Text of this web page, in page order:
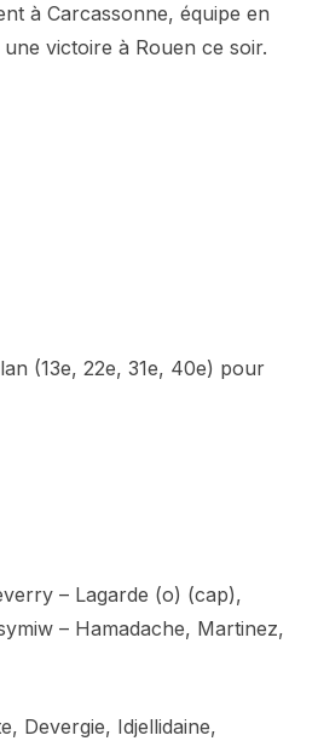
à Carcassonne, équipe en
victoire à Rouen ce soir.
(13e, 22e, 31e, 40e) pour
– Lagarde (o) (cap),
– Hamadache, Martinez,
Devergie, Idjellidaine,